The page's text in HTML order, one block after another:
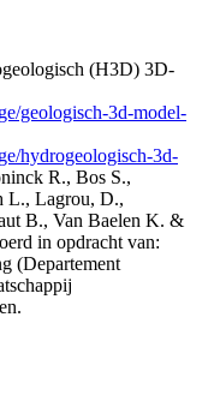
(H3D) 3D-
geologisch-3d-model-
hydrogeologisch-3d-
R., Bos S.,
L., Lagrou, D.,
B., Van Baelen K. &
in opdracht van:
(Departement